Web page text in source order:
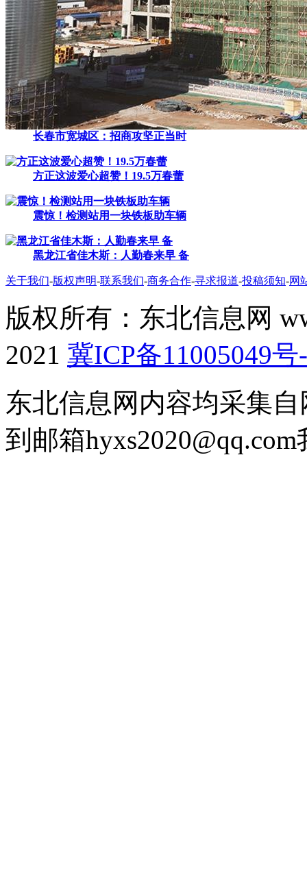
长春市宽城区：招商攻坚正当时
方正这波爱心超赞！19.5万春蕾
震惊！检测站用一块铁板助车辆
黑龙江省佳木斯：人勤春来早 备
关于我们-版权声明-联系我们-商务合作-寻求报道-投稿须知-网
版权所有：东北信息网
2021 冀ICP备11005049号
东北信息网内容均采集
到邮箱